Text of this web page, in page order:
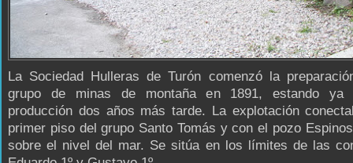
La Sociedad Hulleras de Turón comenzó la
grupo de minas de montaña en 1891, estando ya
producción dos años más tarde. La explotación
primer piso del grupo Santo Tomás y con el pozo
sobre el nivel del mar. Se sitúa en los límites de las